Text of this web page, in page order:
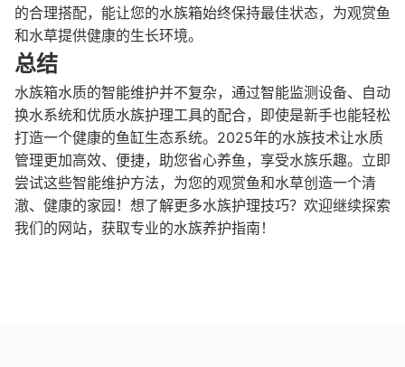
的合理搭配，能让您的水族箱始终保持最佳状态，为观赏鱼
和水草提供健康的生长环境。
总结
水族箱水质的智能维护并不复杂，通过智能监测设备、自动
换水系统和优质水族护理工具的配合，即使是新手也能轻松
打造一个健康的鱼缸生态系统。2025年的水族技术让水质
管理更加高效、便捷，助您省心养鱼，享受水族乐趣。立即
尝试这些智能维护方法，为您的观赏鱼和水草创造一个清
澈、健康的家园！想了解更多水族护理技巧？欢迎继续探索
我们的网站，获取专业的水族养护指南！